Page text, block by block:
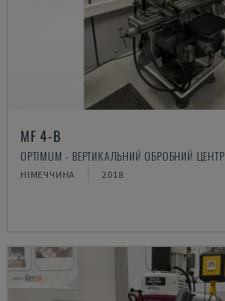
MF 4-B
OPTIMUM - ВЕРТИКАЛЬНИЙ ОБРОБНИЙ ЦЕНТР
НІМЕЧЧИНА 2018